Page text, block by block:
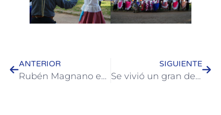
ANTERIOR
Rubén Magnano en Colón: “El Oro Olímpico, una Consecuencia”
SIGUIENTE
Se vivió un gran desfile de primavera con instituciones colonenses